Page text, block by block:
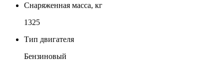
Снаряженная масса, кг
1325
Тип двигателя
Бензиновый